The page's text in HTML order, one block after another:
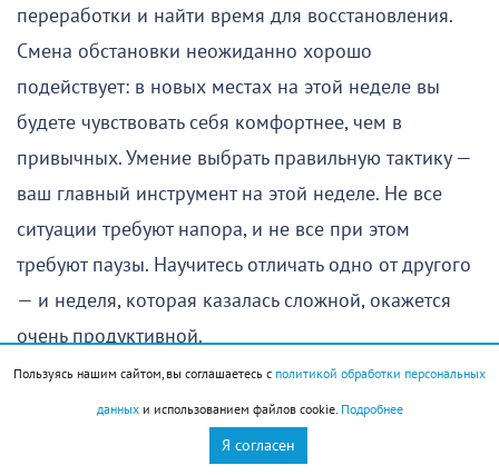
переработки и найти время для восстановления.
Смена обстановки неожиданно хорошо
подействует: в новых местах на этой неделе вы
будете чувствовать себя комфортнее, чем в
привычных. Умение выбрать правильную тактику —
ваш главный инструмент на этой неделе. Не все
ситуации требуют напора, и не все при этом
требуют паузы. Научитесь отличать одно от другого
— и неделя, которая казалась сложной, окажется
очень продуктивной.
Все складывается хорошо практически на всех
Пользуясь нашим сайтом, вы соглашаетесь с политикой обработки персональных
данныхи использованием файлов cookie. Подробнее
Я согласен